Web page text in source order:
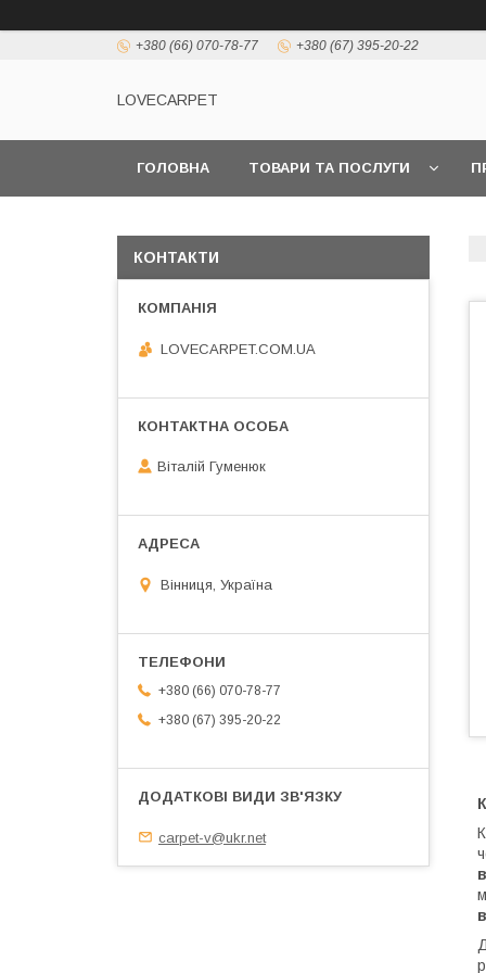
+380 (66) 070-78-77 +380 (67) 395-20-22
LOVECARPET
ГОЛОВНА ТОВАРИ ТА ПОСЛУГИ
КОНТАКТИ
LOVECARPET.COM.UA
Віталій Гуменюк
Вінниця, Україна
+380 (66) 070-78-77
+380 (67) 395-20-22
carpet-v@ukr.net